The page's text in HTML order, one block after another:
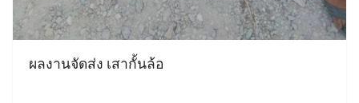
ผลงานจัดส่ง เสากั้นล้อ